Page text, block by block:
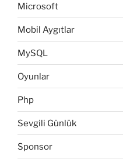
Microsoft
Mobil Aygıtlar
MySQL
Oyunlar
Php
Sevgili Günlük
Sponsor